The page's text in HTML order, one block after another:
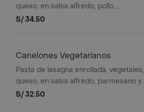
queso, en salsa alfredo, pollo,
champiñon, parmesano y orégano, 3
S/ 34.50
Canelones Vegetarianos
Pasta de lasagna enrollada, vegetales,
queso, en salsa alfredo, parmesano y
orégano, 3 unidades de pan al ajo.
S/ 32.50